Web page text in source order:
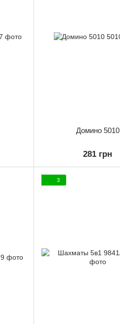
Домино 5010
281 грн
3